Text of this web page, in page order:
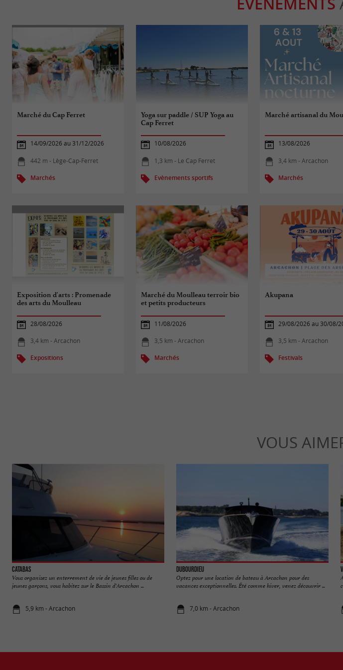
Marché du Cap Ferret
14/09/2026 au 31/12/2026
442 m - Lège-Cap-Ferret
Marchés
Yoga sur paddle / SUP Yoga au
Cap Ferret
10/08/2026
1,3 km - Le Cap Ferret
Evènements sportifs
Marché artisanal du
13/08/2026
3,4 km - Arcachon
Marchés
Exposition d'arts : Promenade
des arts du Moulleau
28/08/2026
3,4 km - Arcachon
Expositions
Marché du Moulleau terroir bio
et petits producteurs
11/08/2026
3,5 km - Arcachon
Marchés
Akupana
29/08/2026 au 30/08/
3,5 km - Arcachon
Festivals
VOUS
Catabas
Vous organisez un enterrement de vie de jeunes filles ou de
jeunes garçons, vous habitez sur le Bassin d'Arcachon ...
5,9 km - Arcachon
Dubourdieu
Optez pour une location de bateau à Arcachon pour des
vacances exceptionnelles. Été comme hiver, venez découvrir ...
7,0 km - Arcachon